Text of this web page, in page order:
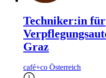
Techniker:in für
Graz
café+co Österreich